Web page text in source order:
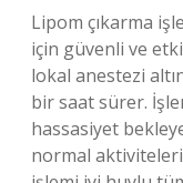
Lipom çıkarma
için güvenli ve
lokal anestezi
bir saat sürer.
hassasiyet
normal